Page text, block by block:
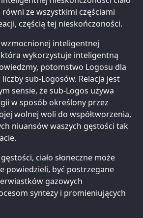
równi ze wszystkimi częściami
częścią tej nieskończoności.
inteligentnej
wykorzystuje inteligentną
potomstwo Logosu dla
sub-Logosów. Relacja jest
sensie, że sub-Logos używa
w sposób określony przez
wolnej woli do współtworzenia,
niuansów waszych gęstości tak
ciało słoneczne może
powiedzieli, być postrzegane
gazowych
syntezy i promieniujących